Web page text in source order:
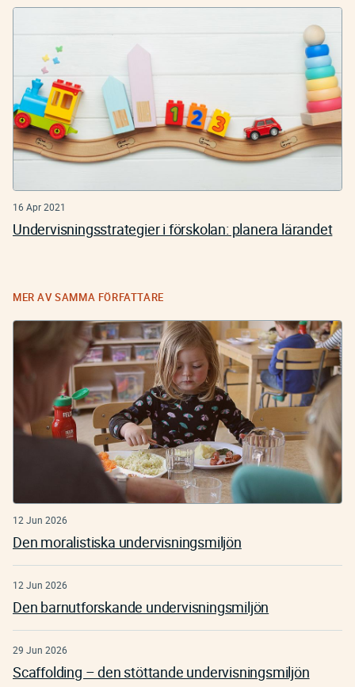
16 Apr 2021
Undervisningsstrategier i förskolan: planera lärandet
MER AV SAMMA FÖRFATTARE
12 Jun 2026
Den moralistiska undervisningsmiljön
12 Jun 2026
Den barnutforskande undervisningsmiljön
29 Jun 2026
Scaffolding – den stöttande undervisningsmiljön